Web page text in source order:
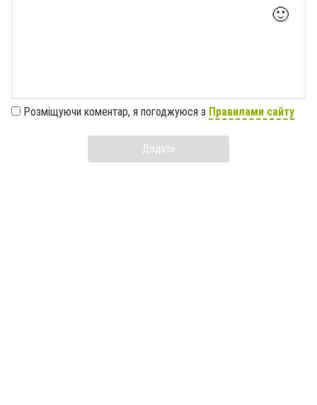
🙂
Розміщуючи коментар, я погоджуюся з Правилами сайту
Додати